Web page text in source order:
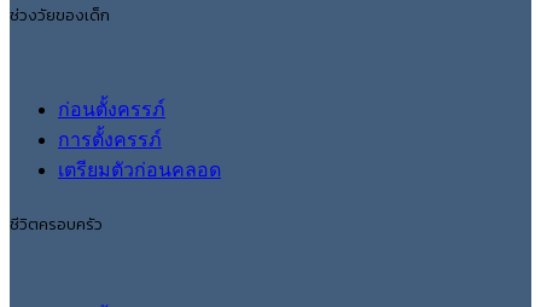
ช่วงวัยของเด็ก
ก่อนตั้งครรภ์
การตั้งครรภ์
เตรียมตัวก่อนคลอด
ชีวิตครอบครัว